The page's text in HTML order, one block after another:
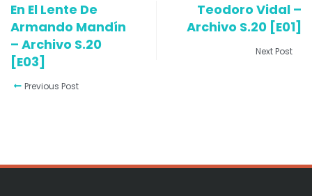
En El Lente De
Armando Mandín
– Archivo S.20
[E03]
Previous Post
Teodoro Vidal –
Archivo S.20 [E01]
Next Post